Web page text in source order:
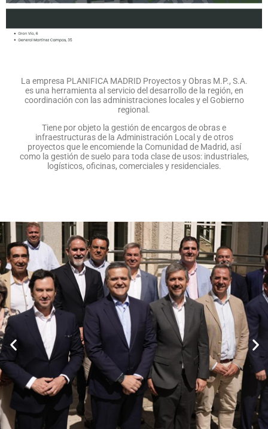
La empresa PLANIFICA MADRID Proyectos y Obras M.P., S.A.
es una herramienta al servicio del desarrollo de la región, en
coordinación con las administraciones locales y el Gobierno
regional.
Tiene por objeto la gestión de encargos de obras e
infraestructuras de la Administración Local y de otros
proyectos que le encomiende la Comunidad de Madrid, así
como la gestión de suelo para toda clase de usos: industriales,
logísticos, oficinas, comerciales y residenciales.